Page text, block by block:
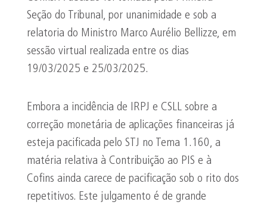
Seção do Tribunal, por unanimidade e sob a
relatoria do Ministro Marco Aurélio Bellizze, em
sessão virtual realizada entre os dias
19/03/2025 e 25/03/2025.
Embora a incidência de IRPJ e CSLL sobre a
correção monetária de aplicações financeiras já
esteja pacificada pelo STJ no Tema 1.160, a
matéria relativa à Contribuição ao PIS e à
Cofins ainda carece de pacificação sob o rito dos
repetitivos. Este julgamento é de grande